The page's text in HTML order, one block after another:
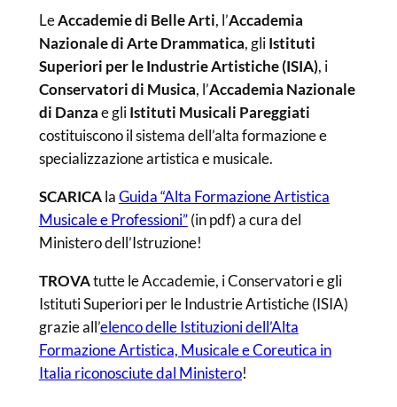
LeAccademie di Belle Arti, l’Accademia
Nazionale di Arte Drammatica, gliIstituti
Superiori per le Industrie Artistiche (ISIA), i
Conservatori di Musica, l’Accademia Nazionale
di Danzae gliIstituti Musicali Pareggiati
costituiscono il sistema dell’alta formazione e
specializzazione artistica e musicale.
SCARICAlaGuida “Alta Formazione Artistica
Musicale e Professioni”(in pdf) a cura del
Ministero dell’Istruzione!
TROVAtutte le Accademie, i Conservatori e gli
Istituti Superiori per le Industrie Artistiche (ISIA)
grazie all’elenco delle Istituzioni dell’Alta
Formazione Artistica, Musicale e Coreutica in
Italia riconosciute dal Ministero!